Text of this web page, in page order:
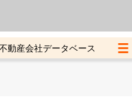
動産会社データベース